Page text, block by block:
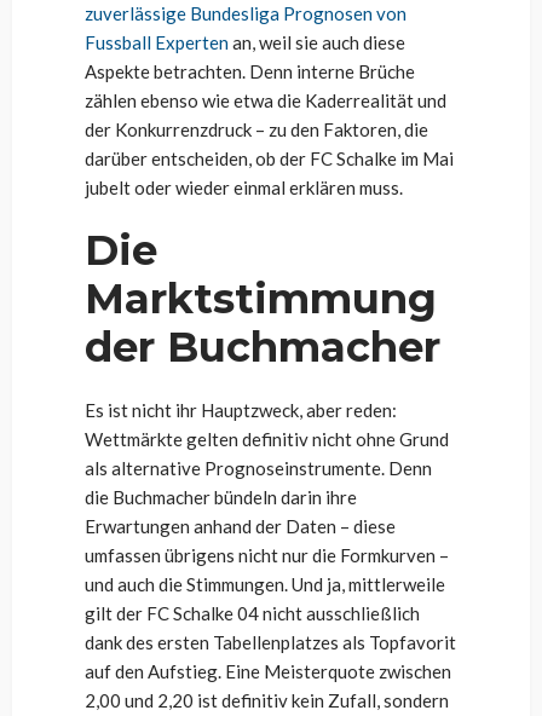
zuverlässige Bundesliga Prognosen von
Fussball Expertenan, weil sie auch diese
Aspekte betrachten. Denn interne Brüche
zählen ebenso wie etwa die Kaderrealität und
der Konkurrenzdruck – zu den Faktoren, die
darüber entscheiden, ob der FC Schalke im Mai
jubelt oder wieder einmal erklären muss.
Die
Marktstimmung
der Buchmacher
Es ist nicht ihr Hauptzweck, aber reden:
Wettmärkte gelten definitiv nicht ohne Grund
als alternative Prognoseinstrumente. Denn
die Buchmacher bündeln darin ihre
Erwartungen anhand der Daten – diese
umfassen übrigens nicht nur die Formkurven –
und auch die Stimmungen. Und ja, mittlerweile
gilt der FC Schalke 04 nicht ausschließlich
dank des ersten Tabellenplatzes als Topfavorit
auf den Aufstieg. Eine Meisterquote zwischen
2,00 und 2,20 ist definitiv kein Zufall, sondern